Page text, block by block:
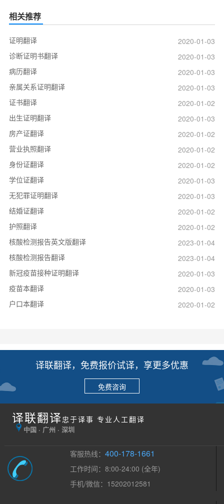
相关推荐
证明翻译
2020-01-03
诊断证明书翻译
2020-01-03
病历翻译
2020-01-03
亲属关系证明翻译
2020-01-03
证书翻译
2020-01-02
出生证明翻译
2020-01-03
房产证翻译
2020-01-02
营业执照翻译
2020-01-02
身份证翻译
2020-01-02
学位证翻译
2020-01-03
无犯罪证明翻译
2020-01-03
结婚证翻译
2020-01-02
护照翻译
2020-01-02
核酸检测报告英文版翻译
2023-01-04
核酸检测报告翻译
2023-01-04
新冠疫苗接种证明翻译
2020-01-03
疫苗本翻译
2020-01-03
户口本翻译
2020-01-02
译联翻译，免费报价试译，享更多优惠
免费咨询
译联翻译 忠于译事 专业人工翻译
中国 · 广州 · 深圳
客服热线：400-178-1661
工作时间：8:00-24:00 (全年)
手机/微信：15202012581